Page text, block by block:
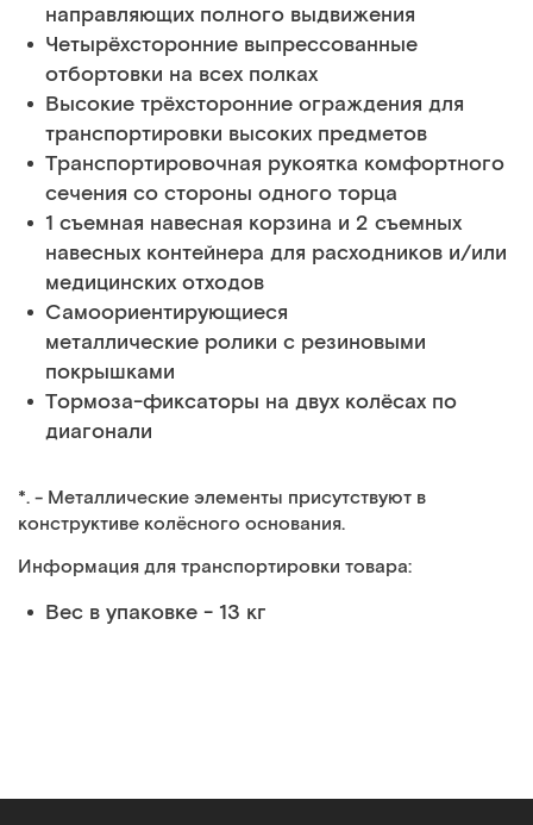
направляющих полного выдвижения
Четырёхсторонние выпрессованные
отбортовки на всех полках
Высокие трёхсторонние ограждения для
транспортировки высоких предметов
Транспортировочная рукоятка комфортного
сечения со стороны одного торца
1 съемная навесная корзина и 2 съемных
навесных контейнера для расходников и/или
медицинских отходов
Самоориентирующиеся
металлические ролики с резиновыми
покрышками
Тормоза-фиксаторы на двух колёсах по
диагонали
*. - Металлические элементы присутствуют в
конструктиве колёсного основания.
Информация для транспортировки товара:
Вес в упаковке - 13 кг